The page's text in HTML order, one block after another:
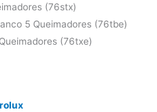
(76stx)
5 Queimadores (76tbe)
(76txe)